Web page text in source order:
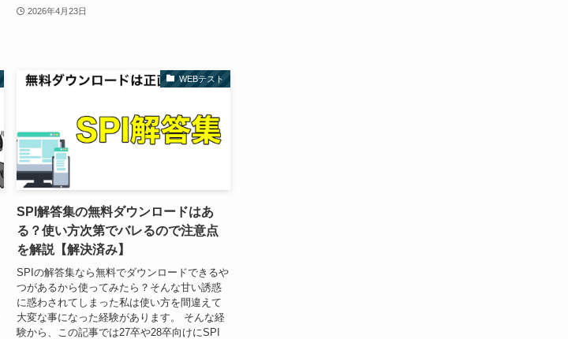
2026年4月23日
WEBテスト
SPI解答集の無料ダウンロードはあ
る？使い方次第でバレるので注意点
を解説【解決済み】
SPIの解答集なら無料でダウンロードできるや
つがあるから使ってみたら？そんな甘い誘惑
に惑わされてしまった私は使い方を間違えて
大変な事になった経験があります。 そんな経
験から、この記事では27卒や28卒向けにSPI